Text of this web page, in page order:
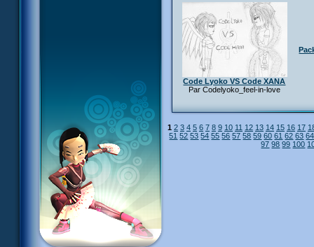
Code Lyoko VS Code XANA
Par Codelyoko_feel-in-love
1 2 3 4 5 6 7 8 9 10 11 12 13 14 15 16 17
51 52 53 54 55 56 57 58 59 60 61 62 63 64
97 98 99 100